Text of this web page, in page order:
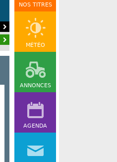
NOS TITRES
MÉTÉO
ANNONCES
AGENDA